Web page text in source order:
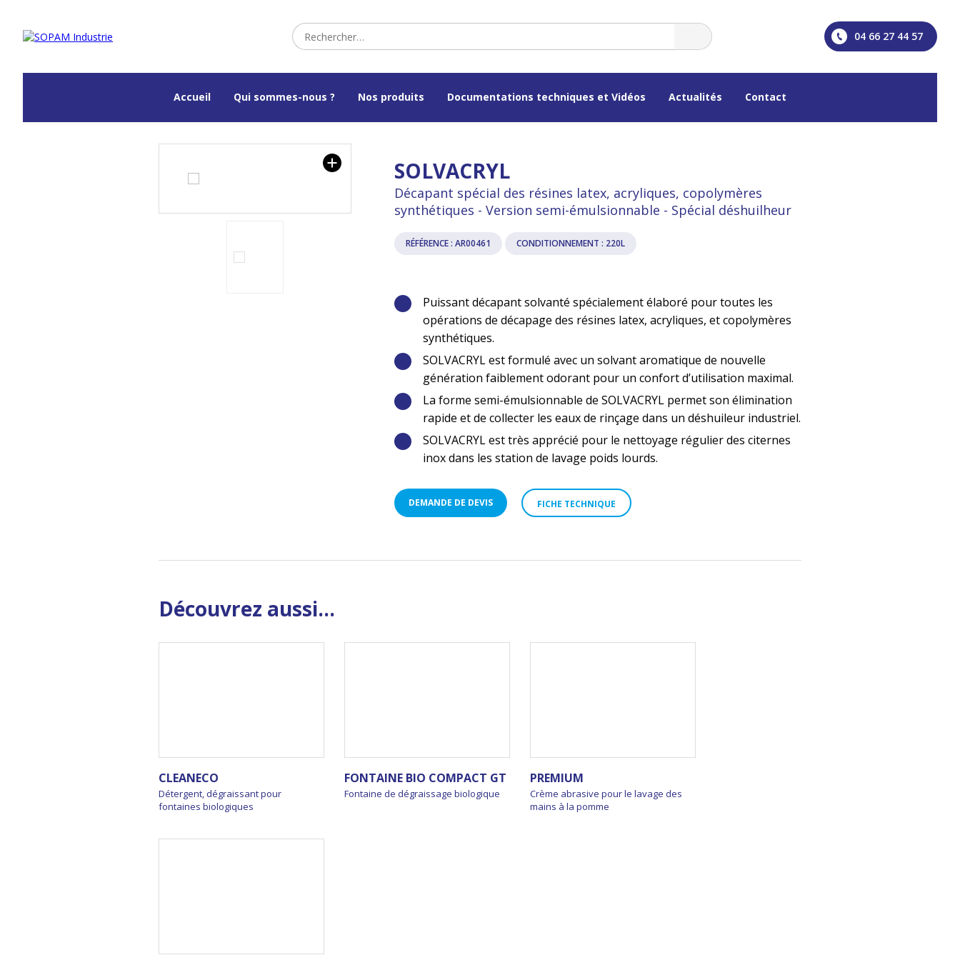
04 66 27 44 57
Accueil Qui sommes-nous ? Nos produits Documentations techniques et Vidéos Actualités Contact
SOLVACRYL
Décapant spécial des résines latex, acryliques, copolymères
synthétiques - Version semi-émulsionnable - Spécial déshuilheur
RÉFÉRENCE : AR00461 CONDITIONNEMENT : 220L
Puissant décapant solvanté spécialement élaboré pour toutes les
opérations de décapage des résines latex, acryliques, et copolymères
synthétiques.
SOLVACRYL est formulé avec un solvant aromatique de nouvelle
génération faiblement odorant pour un confort d’utilisation maximal.
La forme semi-émulsionnable de SOLVACRYL permet son élimination
rapide et de collecter les eaux de rinçage dans un déshuileur industriel.
SOLVACRYL est très apprécié pour le nettoyage régulier des citernes
inox dans les station de lavage poids lourds.
DEMANDE DE DEVIS FICHE TECHNIQUE
Découvrez aussi...
CLEANECO
Détergent, dégraissant pour
fontaines biologiques
FONTAINE BIO COMPACT GT
Fontaine de dégraissage biologique
PREMIUM
Crème abrasive pour le lavage des
mains à la pomme